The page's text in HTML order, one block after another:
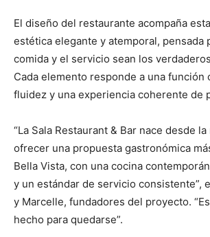
El diseño del restaurante acompaña
estética elegante y atemporal, pensada
comida y el servicio sean los
Cada elemento responde a una función
fluidez y una experiencia coherente de
“La Sala Restaurant & Bar nace desde
ofrecer una propuesta gastronómica
Bella Vista, con una cocina
y un estándar de servicio consistente”,
y Marcelle, fundadores del proyecto.
hecho para quedarse”.